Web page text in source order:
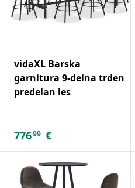
vidaXL Barska
garnitura 9-delna trden
predelan les
77699 €